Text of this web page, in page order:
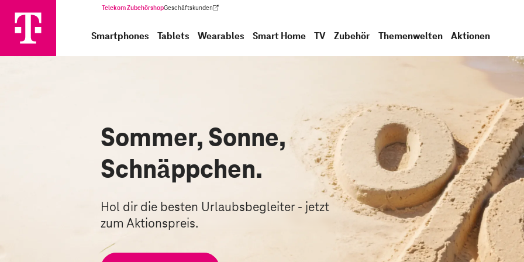
Telekom ZubehörshopGeschäftskunden
(Wird in einem neuen Tab geöffnet)
Smartphones Tablets Wearables Smart Home TV Zubehör Themenwelten Aktionen
Sommer, Sonne,
Schnäppchen.
Hol dir die besten Urlaubsbegleiter - jetzt
zum Aktionspreis.